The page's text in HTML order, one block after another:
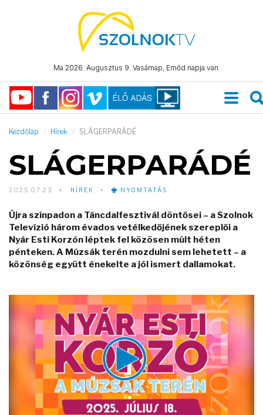
Ma 2026. Augusztus 9. Vasárnap, Emőd napja van.
Kezdőlap Hírek SLÁGERPARÁDÉ
SLÁGERPARÁDÉ
2025.07.23 HÍREK NYOMTATÁS
Újra színpadon a Táncdalfesztivál döntősei – a Szolnok
Televízió három évados vetélkedőjének szereplői a
Nyár Esti Korzón léptek fel közösen múlt héten
pénteken. A Múzsák terén mozdulni sem lehetett – a
közönség együtt énekelte a jól ismert dallamokat.
Video
Player